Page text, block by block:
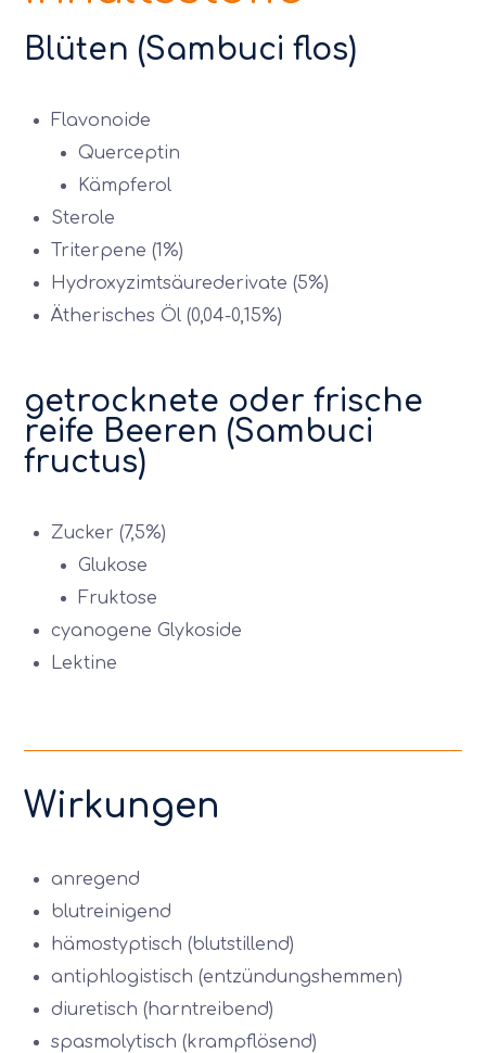
Blüten (Sambuci flos)
Flavonoide
Querceptin
Kämpferol
Sterole
Triterpene (1%)
Hydroxyzimtsäurederivate (5%)
Ätherisches Öl (0,04-0,15%)
getrocknete oder frische
reife Beeren (Sambuci
fructus)
Zucker (7,5%)
Glukose
Fruktose
cyanogene Glykoside
Lektine
Wirkungen
anregend
blutreinigend
hämostyptisch (blutstillend)
antiphlogistisch (entzündungshemmen)
diuretisch (harntreibend)
spasmolytisch (krampflösend)